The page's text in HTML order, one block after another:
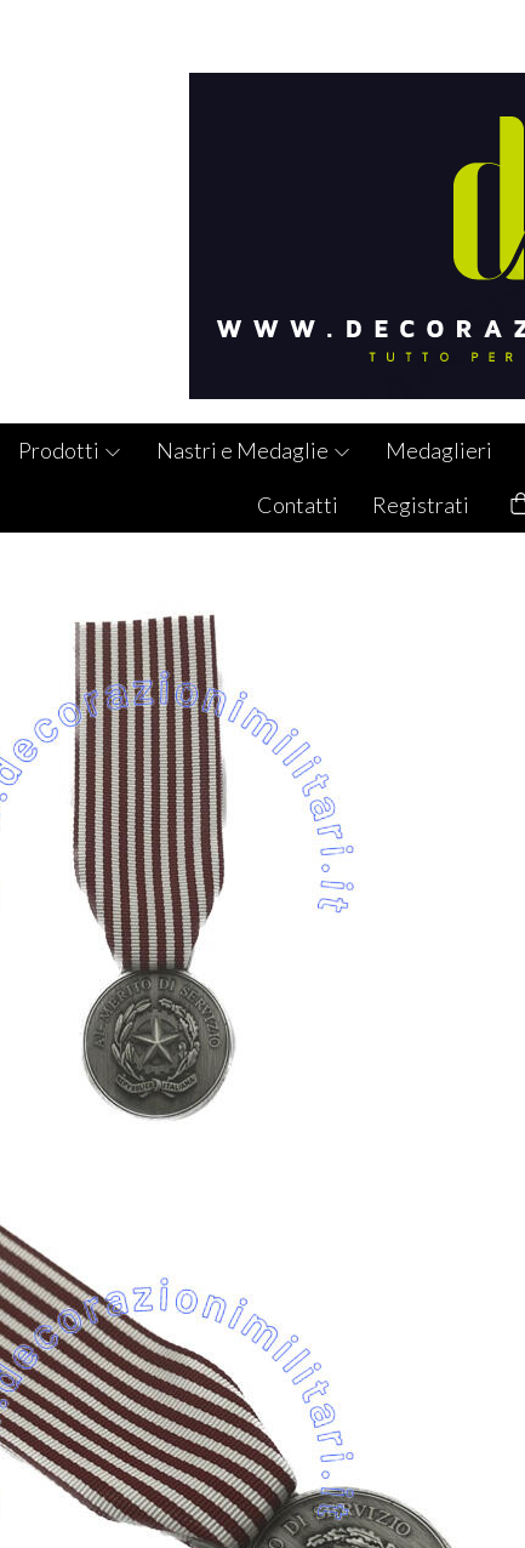
Prodotti Nastri e Medaglie Medaglieri
Contatti Registrati